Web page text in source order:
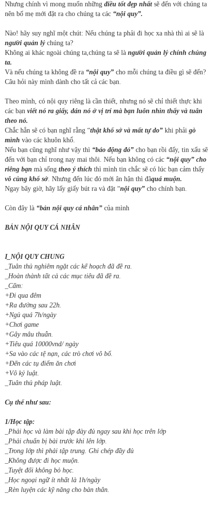
Nhưng chính vì mong muốn những điều tốt đẹp nhấtsẽ đến với chúng ta
nên bố mẹ mới đặt ra cho chúng ta các “nội quy”.
Nào! hãy suy nghĩ một chút: Nếu chúng ta phải đi học xa nhà thì ai sẽ là
người quản lýchúng ta?
Không ai khác ngoài chúng ta,chúng ta sẽ là người quản lý chính chúng
ta.
Và nếu chúng ta không đề ra “nội quy” cho mỗi chúng ta điều gì sẽ đến?
Câu hỏi này mình dành cho tất cả các bạn.
Theo mình, có nội quy riêng là cần thiết, nhưng nó sẽ chỉ thiết thực khi
các bạn viết nó ra giấy, dán nó ở vị trí mà bạn luôn nhìn thấy và tuân
theo nó.
Chắc hẳn sẽ có bạn nghĩ rằng “thật khổ sở và mất tự do” khi phải gò
mình vào các khuôn khổ.
Nếu bạn cũng nghĩ như vậy thì “báo động đỏ” cho bạn rồi đấy, tin xấu sẽ
đến với bạn chỉ trong nay mai thôi. Nếu bạn không có các “nội quy” cho
riêng bạn mà sống theo ý thích thì mình tin chắc sẽ có lúc bạn cảm thấy
vô cùng khổ sở. Nhưng đến lúc đó mới ân hận thì đãquá muộn.
Ngay bây giờ, hãy lấy giấy bút ra và đặt “nội quy” cho chính bạn.
Còn đây là “bản nội quy cá nhân” của mình
BẢN NỘI QUY CÁ NHÂN
I_NỘI QUY CHUNG
_Tuân thủ nghiêm ngặt các kế hoạch đã đề ra.
_Hoàn thành tất cả các mục tiêu đã đề ra.
_Cấm:
+Đi qua đêm
+Ra đường sau 22h.
+Ngủ quá 7h/ngày
+Chơi game
+Gây mâu thuẫn.
+Tiêu quá 10000vnd/ ngày
+Sa vào các tệ nạn, các trò chơi vô bổ.
+Đến các tụ điểm ăn chơi
+Vô kỷ luật.
_Tuân thủ pháp luật.
Cụ thể như sau:
1/Học tập:
_Phải học và làm bài tập đày đủ ngay sau khi học trên lớp
_Phải chuẩn bị bài trước khi lên lớp.
_Trong lớp thì phải tập trung. Ghi chép đầy đủ
_Không được đi học muộn.
_Tuyệt đối không bỏ học.
_Học ngoại ngữ ít nhất là 1h/ngày
_Rèn luyện các kỹ năng cho bản thân.